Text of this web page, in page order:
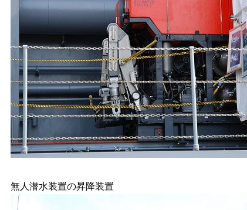
無人潜水装置の昇降装置